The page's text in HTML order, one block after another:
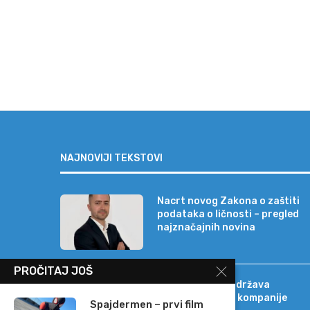
NAJNOVIJI TEKSTOVI
Nacrt novog Zakona o zaštiti
podataka o ličnosti – pregled
najznačajnih novina
Banca Intesa podržava
strateški razvoj kompanije
PROČITAJ JOŠ
Spajdermen – prvi film